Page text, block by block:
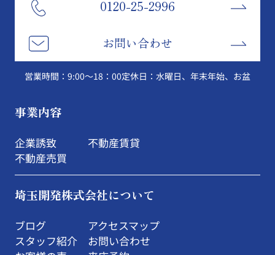
0120-25-2996
お問い合わせ
営業時間：9:00～18：00定休日：水曜日、年末年始、お盆
事業内容
企業誘致
不動産売買
不動産賃貸
埼玉開発株式会社について
ブログ
スタッフ紹介
アクセスマップ
お問い合わせ